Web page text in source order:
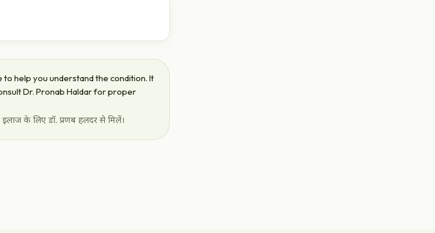
help you understand the condition. It
Dr. Pronab Haldar for proper
के लिए डॉ. प्रणब हलदर से मिलें।